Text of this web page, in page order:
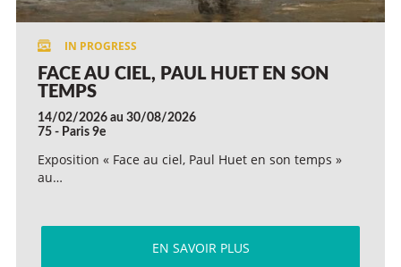
FACE AU CIEL, PAUL HUET EN SON
TEMPS
14/02/2026 au 30/08/2026
75 - Paris 9e
Exposition « Face au ciel, Paul Huet en son temps »
au…
EN SAVOIR PLUS